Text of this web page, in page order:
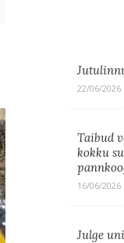
22/06/2026
Taibud
kokku
16/06/2026
Julge